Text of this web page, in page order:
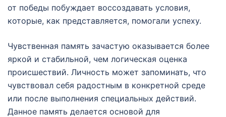
от победы побуждает воссоздавать условия,
которые, как представляется, помогали успеху.
Чувственная память зачастую оказывается более
яркой и стабильной, чем логическая оценка
происшествий. Личность может запоминать, что
чувствовал себя радостным в конкретной среде
или после выполнения специальных действий.
Данное память делается основой для